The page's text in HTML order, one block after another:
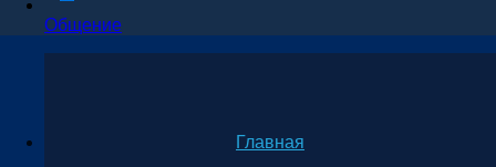
Общение
Главная